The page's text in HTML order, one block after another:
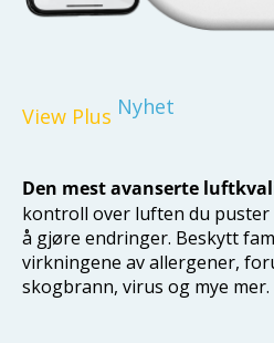
View Plus Nyhet
Den mest avanserte
kontroll over luften du
å gjøre endringer. Beskytt
virkningene av allergener,
skogbrann, virus og mye mer.